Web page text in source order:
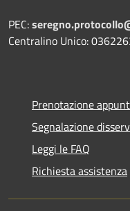
PEC:
Centralino Unico:
Prenotazione
Segnalazione
Leggi le FAQ
Richiesta assistenza